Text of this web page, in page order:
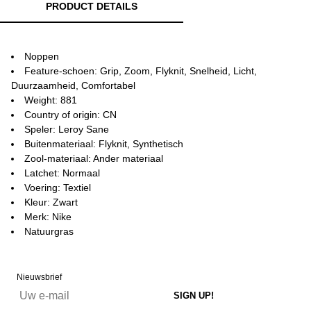
PRODUCT DETAILS
Noppen
Feature-schoen: Grip, Zoom, Flyknit, Snelheid, Licht,
Duurzaamheid, Comfortabel
Weight: 881
Country of origin: CN
Speler: Leroy Sane
Buitenmateriaal: Flyknit, Synthetisch
Zool-materiaal: Ander materiaal
Latchet: Normaal
Voering: Textiel
Kleur: Zwart
Merk: Nike
Natuurgras
Nieuwsbrief